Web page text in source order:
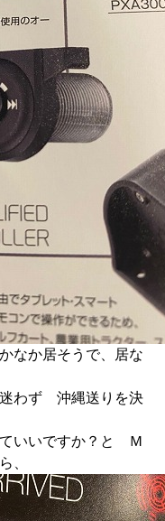
なか居そうで、居な
わず 沖縄送りを決
いいですか？と Ｍ
、